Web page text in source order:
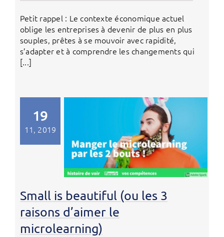
Petit rappel : Le contexte économique actuel
oblige les entreprises à devenir de plus en plus
souples, prêtes à se mouvoir avec rapidité,
s’adapter et à comprendre les changements qui
[...]
19
11, 2019
Small is beautiful (ou les 3
raisons d’aimer le
microlearning)